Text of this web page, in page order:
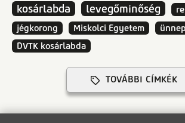
kosárlabda
levegőminőség
jégkorong
Miskolci Egyetem
ünnep
DVTK kosárlabda
TOVÁBBI CÍMKÉK